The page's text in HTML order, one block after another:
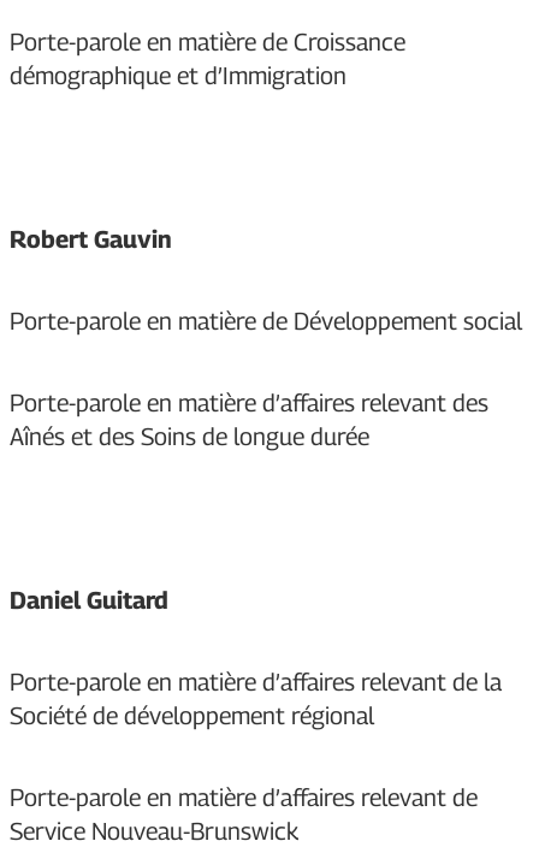
Porte-parole en matière de Croissance
démographique et d’Immigration
Robert Gauvin
Porte-parole en matière de Développement social
Porte-parole en matière d’affaires relevant des
Aînés et des Soins de longue durée
Daniel Guitard
Porte-parole en matière d’affaires relevant de la
Société de développement régional
Porte-parole en matière d’affaires relevant de
Service Nouveau-Brunswick